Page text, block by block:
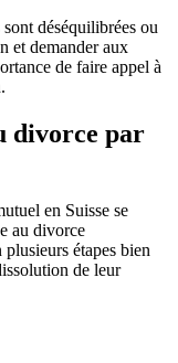
déséquilibrées ou
et demander aux
de faire appel à
divorce par
en Suisse se
au divorce
étapes bien
de leur